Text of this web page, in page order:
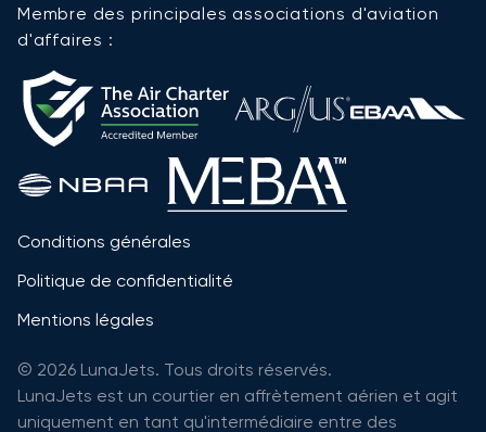
Membre des principales associations d'aviation
d'affaires :
Conditions générales
Politique de confidentialité
Mentions légales
© 2026 LunaJets. Tous droits réservés.
LunaJets est un courtier en affrètement aérien et agit
uniquement en tant qu'intermédiaire entre des